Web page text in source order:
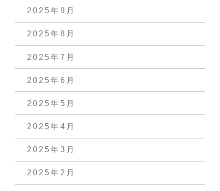
2025年9月
2025年8月
2025年7月
2025年6月
2025年5月
2025年4月
2025年3月
2025年2月